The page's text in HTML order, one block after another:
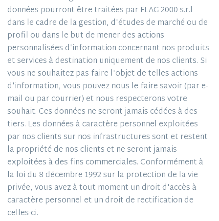
données pourront être traitées par FLAG 2000 s.r.l
dans le cadre de la gestion, d'études de marché ou de
profil ou dans le but de mener des actions
personnalisées d'information concernant nos produits
et services à destination uniquement de nos clients. Si
vous ne souhaitez pas faire l'objet de telles actions
d'information, vous pouvez nous le faire savoir (par e-
mail ou par courrier) et nous respecterons votre
souhait. Ces données ne seront jamais cédées à des
tiers. Les données à caractère personnel exploitées
par nos clients sur nos infrastructures sont et restent
la propriété de nos clients et ne seront jamais
exploitées à des fins commerciales. Conformément à
la loi du 8 décembre 1992 sur la protection de la vie
privée, vous avez à tout moment un droit d'accès à
caractère personnel et un droit de rectification de
celles-ci.